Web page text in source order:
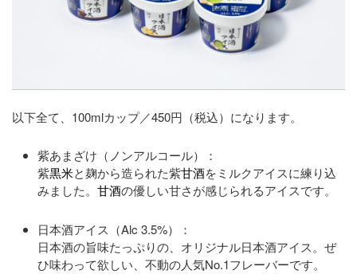
以下全て、100mlカップ／450円（税込）になります。
紫あまざけ（ノンアルコール）：
紫黒米と麹から造られた紫甘酒をミルクアイスに練り込
みました。 甘酒の優しい甘さが感じられるアイスです。
日本酒アイス（Alc 3.5%）：
日本酒の旨味たっぷりの、オリジナル日本酒アイス。ぜ
ひ味わって欲しい、不動の人気No.1フレーバーです。